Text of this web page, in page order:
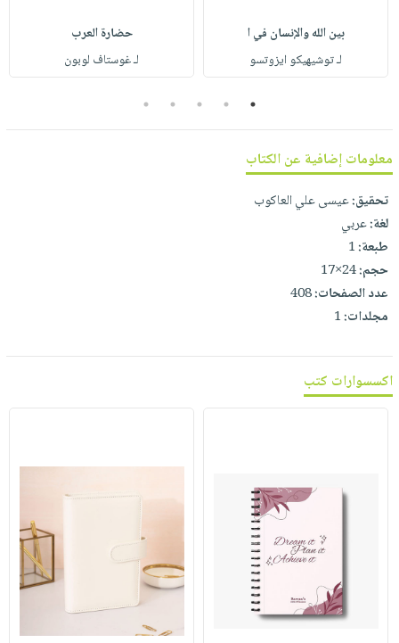
مناسبات
طرحها
وفرات
انشر
تواصل
معنا
الإصدارات
بين الله والإنسان في ا
لـ توشيهيكو ايزوتسو
حضارة العرب
لـ غوستاف لوبون
1
2
3
4
5
معلومات إضافية عن الكتاب
تحقيق:عيسى علي العاكوب
لغة:عربي
طبعة:1
حجم:24×17
عدد الصفحات:408
مجلدات:1
اكسسوارات كتب